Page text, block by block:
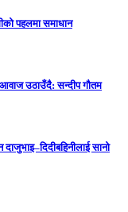
पहलमा समाधान
उठाउँदै: सन्दीप गौतम
सानो